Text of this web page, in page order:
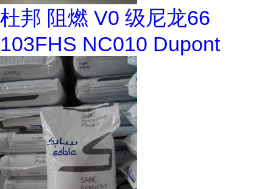
杜邦 阻燃 V0 级尼龙66
103FHS NC010 Dupont